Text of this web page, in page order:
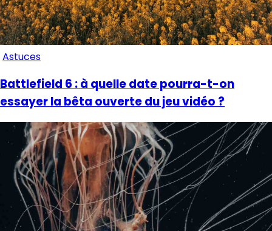
Astuces
Battlefield 6 : à quelle date pourra-t-on
essayer la bêta ouverte du jeu vidéo ?